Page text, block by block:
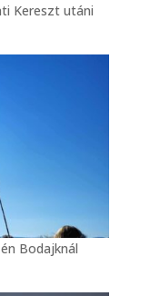
Kereszt utáni
Bodajknál